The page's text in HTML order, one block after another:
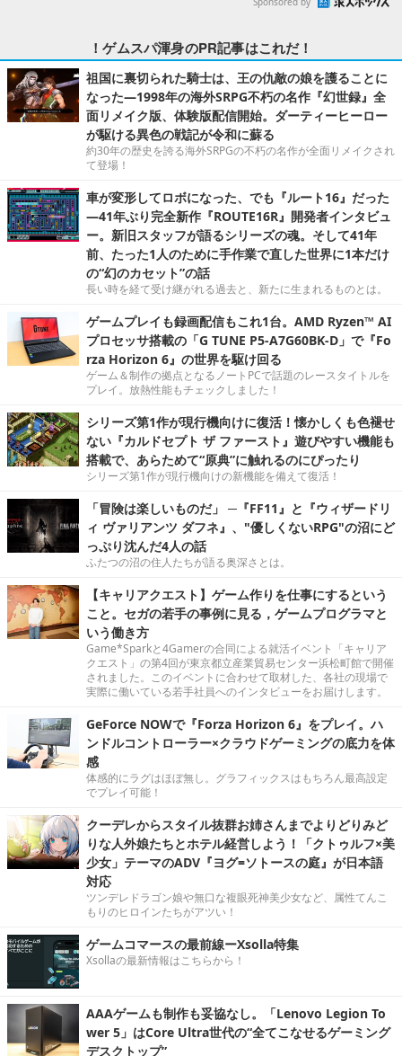
！ゲムスパ渾身のPR記事はこれだ！
祖国に裏切られた騎士は、王の仇敵の娘を護ることに
なった―1998年の海外SRPG不朽の名作『幻世録』全
面リメイク版、体験版配信開始。ダーティーヒーロー
が駆ける異色の戦記が令和に蘇る
約30年の歴史を誇る海外SRPGの不朽の名作が全面リメイクされ
て登場！
車が変形してロボになった、でも『ルート16』だった
―41年ぶり完全新作『ROUTE16R』開発者インタビュ
ー。新旧スタッフが語るシリーズの魂。そして41年
前、たった1人のために手作業で直した世界に1本だけ
の“幻のカセット”の話
長い時を経て受け継がれる過去と、新たに生まれるものとは。
ゲームプレイも録画配信もこれ1台。AMD Ryzen™ AI
プロセッサ搭載の「G TUNE P5-A7G60BK-D」で『Fo
rza Horizon 6』の世界を駆け回る
ゲーム＆制作の拠点となるノートPCで話題のレースタイトルを
プレイ。放熱性能もチェックしました！
シリーズ第1作が現行機向けに復活！懐かしくも色褪せ
ない『カルドセプト ザ ファースト』遊びやすい機能も
搭載で、あらためて“原典”に触れるのにぴったり
シリーズ第1作が現行機向けの新機能を備えて復活！
「冒険は楽しいものだ」 ─『FF11』と『ウィザードリ
ィ ヴァリアンツ ダフネ』、"優しくないRPG"の沼にど
っぷり沈んだ4人の話
ふたつの沼の住人たちが語る奥深さとは。
【キャリアクエスト】ゲーム作りを仕事にするという
こと。セガの若手の事例に見る，ゲームプログラマと
いう働き方
Game*Sparkと4Gamerの合同による就活イベント「キャリア
クエスト」の第4回が東京都立産業貿易センター浜松町館で開催
されました。このイベントに合わせて取材した、各社の現場で
実際に働いている若手社員へのインタビューをお届けします。
GeForce NOWで『Forza Horizon 6』をプレイ。ハ
ンドルコントローラー×クラウドゲーミングの底力を体
感
体感的にラグはほぼ無し。グラフィックスはもちろん最高設定
でプレイ可能！
クーデレからスタイル抜群お姉さんまでよりどりみど
りな人外娘たちとホテル経営しよう！「クトゥルフ×美
少女」テーマのADV『ヨグ=ソトースの庭』が日本語
対応
ツンデレドラゴン娘や無口な複眼死神美少女など、属性てんこ
もりのヒロインたちがアツい！
ゲームコマースの最前線ーXsolla特集
Xsollaの最新情報はこちらから！
AAAゲームも制作も妥協なし。「Lenovo Legion To
wer 5」はCore Ultra世代の“全てこなせるゲーミング
デスクトップ”